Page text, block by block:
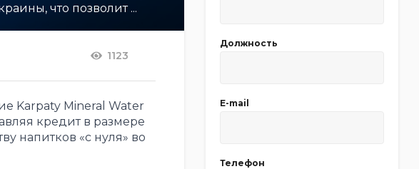
что позволит ...
1123
Karpaty Mineral Water
кредит в размере
напитков «с нуля» во
Должность
E-mail
Телефон